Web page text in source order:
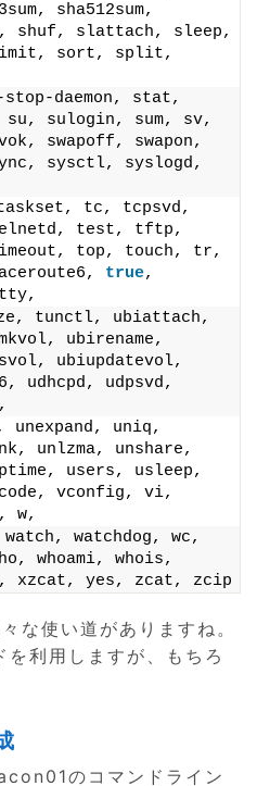
sha512sum,
shuf, slattach, sleep,
sort, split,
daemon, stat,
sulogin, sum, sv,
swapoff, swapon,
sysctl, syslogd,
tc, tcpsvd,
test, tftp,
top, touch, tr,
true,
tunctl, ubiattach,
ubirename,
ubiupdatevol,
udhcpd, udpsvd,
unexpand, uniq,
unlzma, unshare,
users, usleep,
vconfig, vi,
w,
watchdog, wc,
whoami, whois,
xzcat, yes, zcat, zcip
な使い道がありますね。
利用しますが、もちろ
のコマンドライン